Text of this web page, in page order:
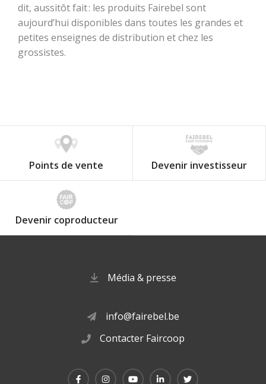
dit, aussitôt fait : les produits Fairebel sont
aujourd’hui disponibles dans toutes les grandes et
petites enseignes de distribution et chez les
grossistes.
Points de vente Devenir investisseur
Devenir coproducteur
Média & presse
info@fairebel.be
Contacter Faircoop